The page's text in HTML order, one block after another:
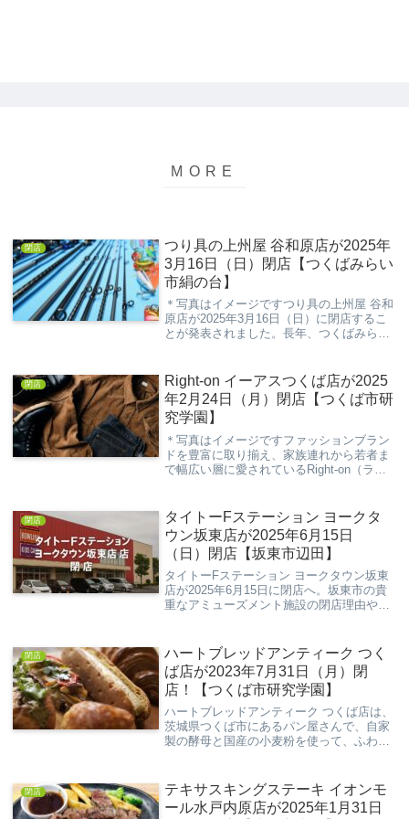
閉店
つり具の上州屋 谷和原店が2025年
3月16日（日）閉店【つくばみらい
市絹の台】
＊写真はイメージですつり具の上州屋 谷和
原店が2025年3月16日（日）に閉店するこ
とが発表されました。長年、つくばみらい
しいニュースとなるでしょう。これまで、
釣り...
閉店
Right-on イーアスつくば店が2025
年2月24日（月）閉店【つくば市研
究学園】
＊写真はイメージですファッションブラン
ドを豊富に取り揃え、家族連れから若者ま
で幅広い層に愛されているRight-on（ライ
しまれてきました。しかし、2025年2月
24...
閉店
タイトーFステーション ヨークタ
ウン坂東店が2025年6月15日
（日）閉店【坂東市辺田】
タイトーFステーション ヨークタウン坂東
店が2025年6月15日に閉店へ。坂東市の貴
重なアミューズメント施設の閉店理由や口
閉店
ハートブレッドアンティーク つく
ば店が2023年7月31日（月）閉
店！【つくば市研究学園】
ハートブレッドアンティーク つくば店は、
茨城県つくば市にあるパン屋さんで、自家
製の酵母と国産の小麦粉を使って、ふわふ
どの定番のパンのほかに、季節やイベント
に合わせた...
閉店
テキサスキングステーキ イオンモ
ール水戸内原店が2025年1月31日